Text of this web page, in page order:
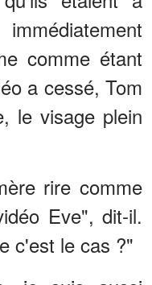
comme étant
a cessé, Tom
le visage plein
rire comme
Eve", dit-il.
c'est le cas ?"